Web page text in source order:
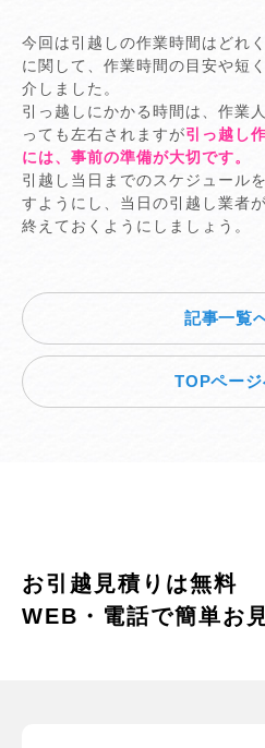
今回は引越しの作業時間はどれ
に関して、作業時間の目安や短
介しました。
引っ越しにかかる時間は、作業
っても左右されますが引っ越し
には、事前の準備が大切です。
引越し当日までのスケジュール
すようにし、当日の引越し業者
終えておくようにしましょう。
記事一覧
TOPページ
お引越見積りは無料
WEB・電話で簡単お